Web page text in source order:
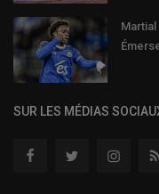
SUR LES MÉDIAS